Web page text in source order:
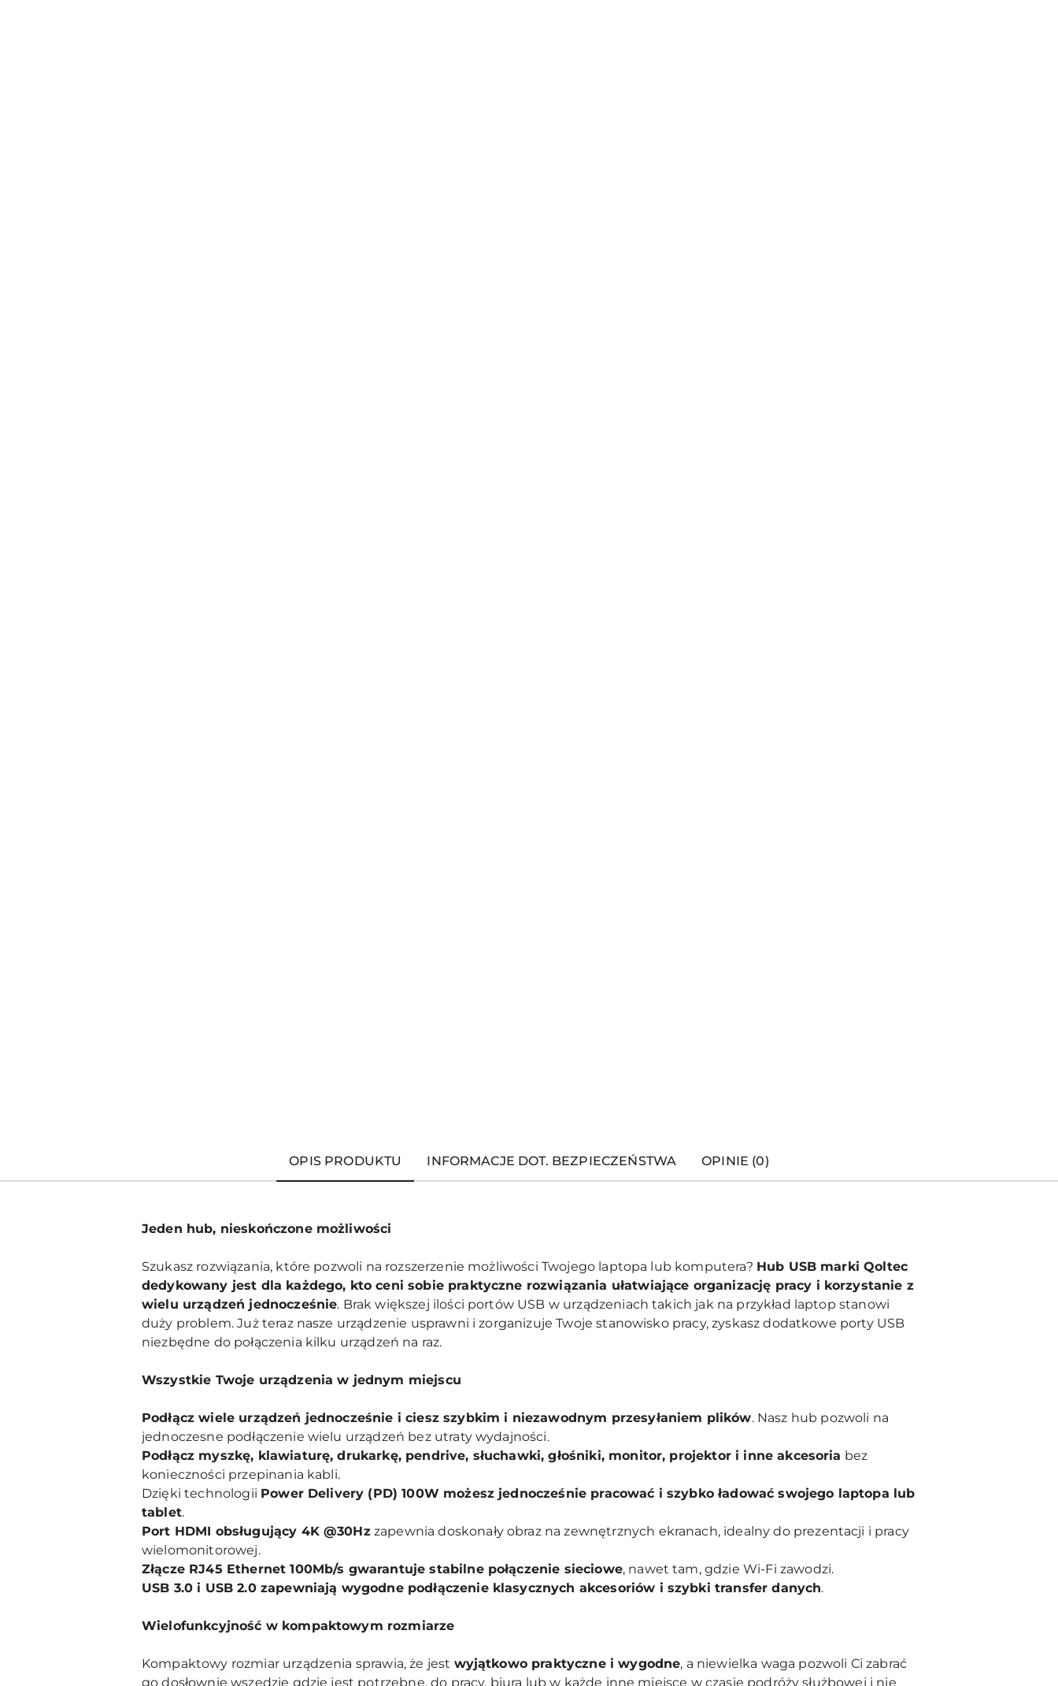
OPIS PRODUKTU INFORMACJE DOT. BEZPIECZEŃSTWA OPINIE (0)
Jeden hub, nieskończone możliwości
Szukasz rozwiązania, które pozwoli na rozszerzenie możliwości Twojego laptopa lub komputera? Hub USB marki Qoltec
dedykowany jest dla każdego, kto ceni sobie praktyczne rozwiązania ułatwiające organizację pracy i korzystanie z
wielu urządzeń jednocześnie. Brak większej ilości portów USB w urządzeniach takich jak na przykład laptop stanowi
duży problem. Już teraz nasze urządzenie usprawni i zorganizuje Twoje stanowisko pracy, zyskasz dodatkowe porty USB
niezbędne do połączenia kilku urządzeń na raz.
Wszystkie Twoje urządzenia w jednym miejscu
Podłącz wiele urządzeń jednocześnie i ciesz szybkim i niezawodnym przesyłaniem plików. Nasz hub pozwoli na
jednoczesne podłączenie wielu urządzeń bez utraty wydajności.
Podłącz myszkę, klawiaturę, drukarkę, pendrive, słuchawki, głośniki, monitor, projektor i inne akcesoria bez
konieczności przepinania kabli.
Dzięki technologii Power Delivery (PD) 100W możesz jednocześnie pracować i szybko ładować swojego laptopa lub
tablet.
Port HDMI obsługujący 4K @30Hzzapewnia doskonały obraz na zewnętrznych ekranach, idealny do prezentacji i pracy
wielomonitorowej.
Złącze RJ45 Ethernet 100Mb/s gwarantuje stabilne połączenie sieciowe, nawet tam, gdzie Wi-Fi zawodzi.
USB 3.0 i USB 2.0 zapewniają wygodne podłączenie klasycznych akcesoriów i szybki transfer danych.
Wielofunkcyjność w kompaktowym rozmiarze
Kompaktowy rozmiar urządzenia sprawia, że jest wyjątkowo praktyczne i wygodne, a niewielka waga pozwoli Ci zabrać
go dosłownie wszędzie gdzie jest potrzebne, do pracy, biura lub w każde inne miejsce w czasie podróży służbowej i nie